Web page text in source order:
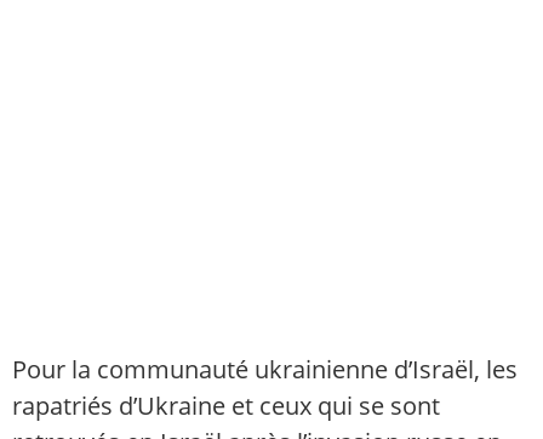
Pour la communauté ukrainienne d’Israël, les
rapatriés d’Ukraine et ceux qui se sont